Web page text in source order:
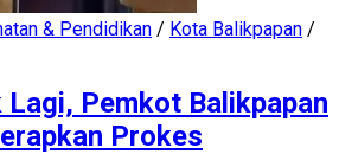
& Pendidikan / Kota Balikpapan /
Pemkot Balikpapan
Prokes